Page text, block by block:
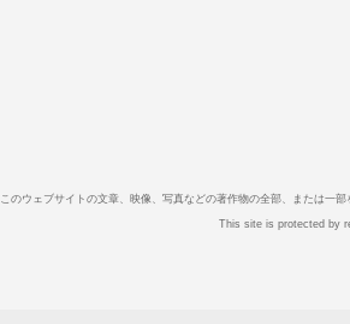
このウェブサイトの文章、映像、写真などの著作物の全部、または一
This site is protected by